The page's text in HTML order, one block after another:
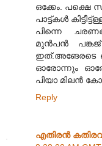
ഒക്കേം. പക്ഷെ
പാട്ട്കള്‍
പിന്നെ
മുന്‍പന്‍
ഇത്.അങേരടെ
ഓരോന്നും ഓരോ
പിയാ മിലന്‍
Reply
എതിരന്‍